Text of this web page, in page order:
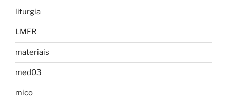
liturgia
LMFR
materiais
med03
mico